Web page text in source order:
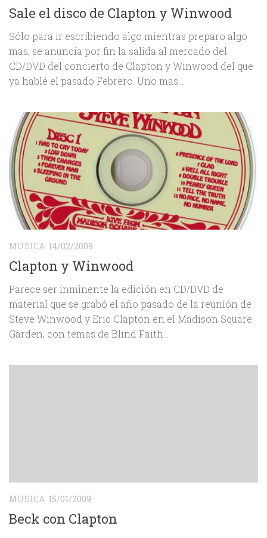
Sale el disco de Clapton y Winwood
Sólo para ir escribiendo algo mientras preparo algo
mas, se anuncia por fin la salida al mercado del
CD/DVD del concierto de Clapton y Winwood del que
ya hablé el pasado Febrero. Uno mas...
MÚSICA 14/02/2009
Clapton y Winwood
Parece ser inminente la edición en CD/DVD de
material que se grabó el año pasado de la reunión de
Steve Winwood y Eric Clapton en el Madison Square
Garden, con temas de Blind Faith...
MÚSICA 15/01/2009
Beck con Clapton